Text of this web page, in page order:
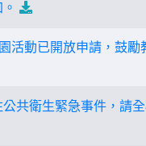
活動已開放申請，鼓勵
共衛生緊急事件，請